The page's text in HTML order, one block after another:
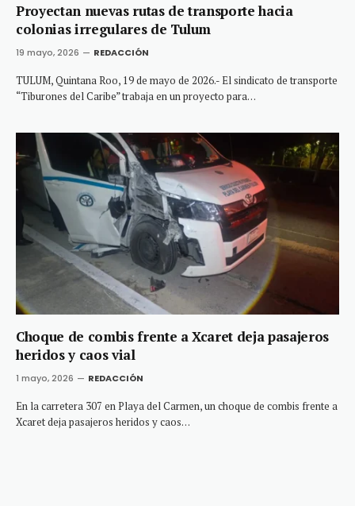
Proyectan nuevas rutas de transporte hacia
colonias irregulares de Tulum
19 mayo, 2026 REDACCIÓN
TULUM, Quintana Roo, 19 de mayo de 2026.- El sindicato de transporte
“Tiburones del Caribe” trabaja en un proyecto para…
Choque de combis frente a Xcaret deja pasajeros
heridos y caos vial
1 mayo, 2026 REDACCIÓN
En la carretera 307 en Playa del Carmen, un choque de combis frente a
Xcaret deja pasajeros heridos y caos…